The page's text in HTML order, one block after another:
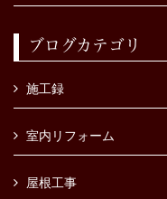
ブログカテゴリ
施工録
室内リフォーム
屋根工事